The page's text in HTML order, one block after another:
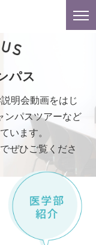
東京女子医科大
パス
明会動画をはじ
ンパスツアーなど
います。
ぜひご覧くださ